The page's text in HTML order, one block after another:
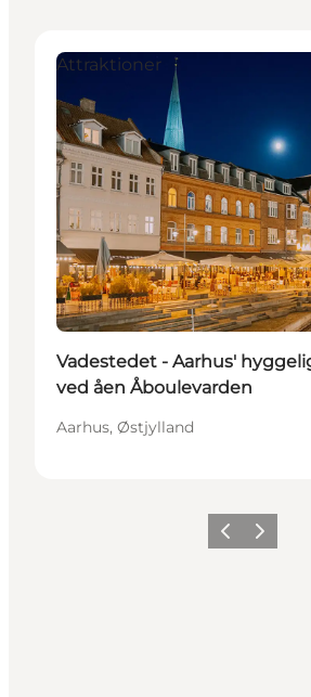
Attraktioner
Vadestedet - Aarhus'
ved åen Åboulevarden
Aarhus, Østjylland
ForrigeNæste